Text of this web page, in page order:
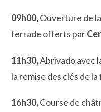
09h00,Ouverture de
ferrade offerts par
11h30,Abrivado avec
la remise des clés de
16h30,Course de